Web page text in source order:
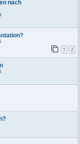
nach
1 2